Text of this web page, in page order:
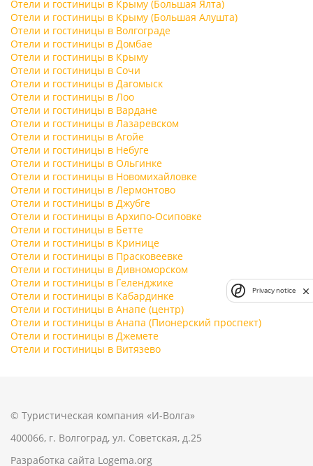
Отели и гостиницы в Крыму (Большая Ялта)
Отели и гостиницы в Крыму (Большая Алушта)
Отели и гостиницы в Волгограде
Отели и гостиницы в Домбае
Отели и гостиницы в Крыму
Отели и гостиницы в Сочи
Отели и гостиницы в Дагомыск
Отели и гостиницы в Лоо
Отели и гостиницы в Вардане
Отели и гостиницы в Лазаревском
Отели и гостиницы в Агойе
Отели и гостиницы в Небуге
Отели и гостиницы в Ольгинке
Отели и гостиницы в Новомихайловке
Отели и гостиницы в Лермонтово
Отели и гостиницы в Джубге
Отели и гостиницы в Архипо-Осиповке
Отели и гостиницы в Бетте
Отели и гостиницы в Кринице
Отели и гостиницы в Прасковеевке
Отели и гостиницы в Дивноморском
Отели и гостиницы в Геленджике
Отели и гостиницы в Кабардинке
Отели и гостиницы в Анапе (центр)
Отели и гостиницы в Анапа (Пионерский проспект)
Отели и гостиницы в Джемете
Отели и гостиницы в Витязево
© Туристическая компания «И-Волга»
400066, г. Волгоград, ул. Советская, д.25
Разработка сайта Logema.org
Privacy notice